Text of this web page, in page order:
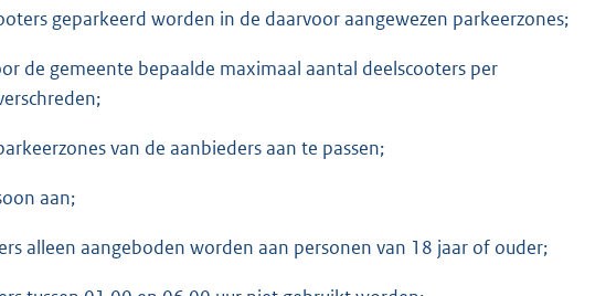
geparkeerd worden in de daarvoor aangewezen parkeerzones;
de gemeente bepaalde maximaal aantal deelscooters per
van de aanbieders aan te passen;
aan;
alleen aangeboden worden aan personen van 18 jaar of ouder;